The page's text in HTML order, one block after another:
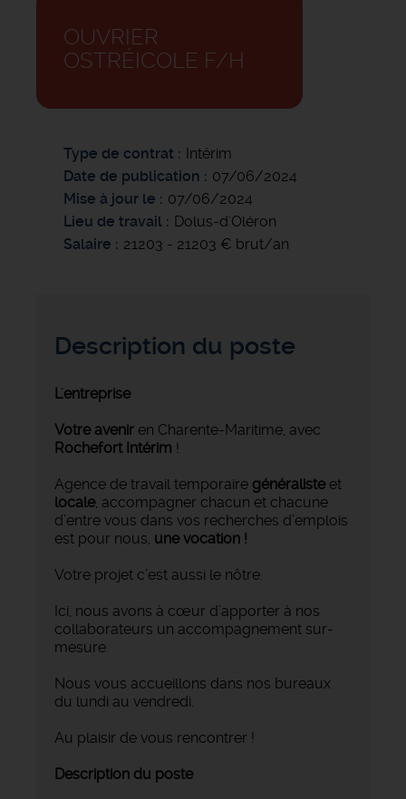
OUVRIER
OSTRÉICOLE F/H
Type de contrat
Intérim
Date de publication
07/06/2024
Mise à jour le
07/06/2024
Lieu de travail
Dolus-d'Oléron
Salaire
21203 - 21203 € brut/an
Description du poste
L'entreprise
Votre avenir en Charente-Maritime, avec
Rochefort Intérim !
Agence de travail temporaire généralisteet
locale, accompagner chacun et chacune
d’entre vous dans vos recherches d’emplois
est pour nous, une vocation !
Votre projet c’est aussi le nôtre.
Ici, nous avons à cœur d’apporter à nos
collaborateurs un accompagnement sur-
mesure.
Nous vous accueillons dans nos bureaux
du lundi au vendredi.
Au plaisir de vous rencontrer !
Description du poste